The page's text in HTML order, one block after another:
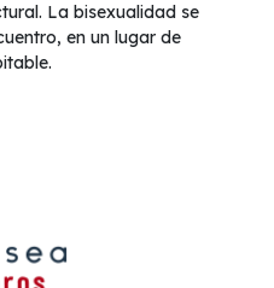
La bisexualidad se
en un lugar de